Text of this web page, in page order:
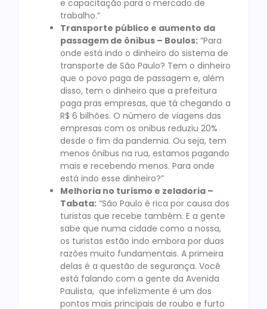
e capacitação para o mercado de
trabalho.”
Transporte público e aumento da
passagem de ônibus – Boulos: “Para
onde está indo o dinheiro do sistema de
transporte de São Paulo? Tem o dinheiro
que o povo paga de passagem e, além
disso, tem o dinheiro que a prefeitura
paga pras empresas, que tá chegando a
R$ 6 bilhões. O número de viagens das
empresas com os onibus reduziu 20%
desde o fim da pandemia. Ou seja, tem
menos ônibus na rua, estamos pagando
mais e recebendo menos. Para onde
está indo esse dinheiro?”
Melhoria no turismo e zeladoria –
Tabata: “São Paulo é rica por causa dos
turistas que recebe também. E a gente
sabe que numa cidade como a nossa,
os turistas estão indo embora por duas
razões muito fundamentais. A primeira
delas é a questão de segurança. Você
está falando com a gente da Avenida
Paulista, que infelizmente é um dos
pontos mais principais de roubo e furto